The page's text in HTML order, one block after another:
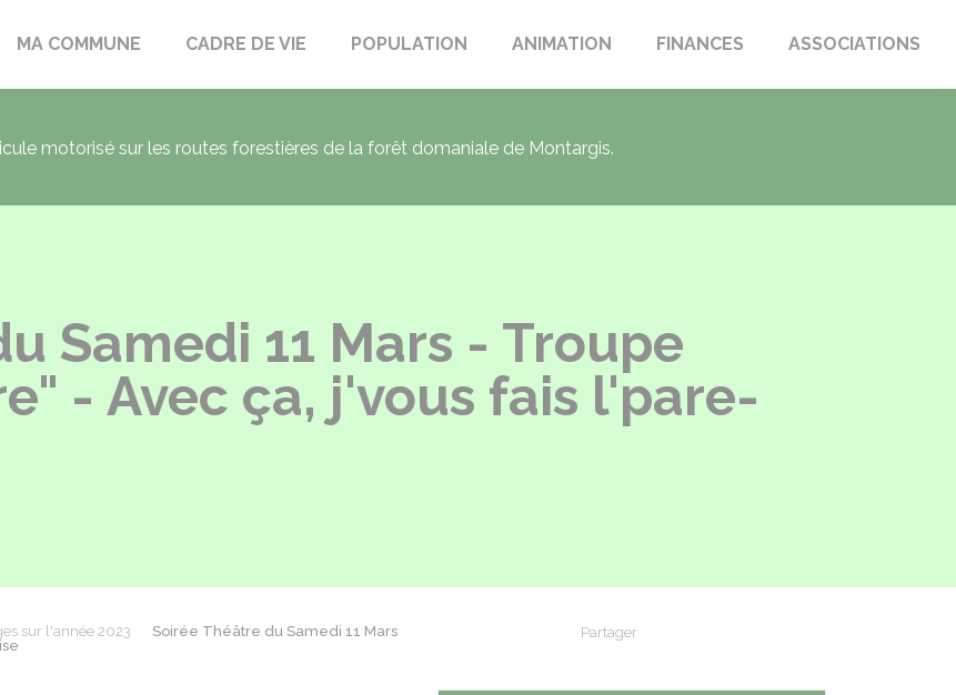
MA COMMUNE CADRE DE VIE POPULATION ANIMATION FINANCES ASSOCIATIONS
motorisé sur les routes forestières de la forêt domaniale de Montargis.
Samedi 11 Mars - Troupe
- Avec ça, j'vous fais l'pare-
sur l'année 2023
Soirée Théâtre du Samedi 11 Mars
Partager